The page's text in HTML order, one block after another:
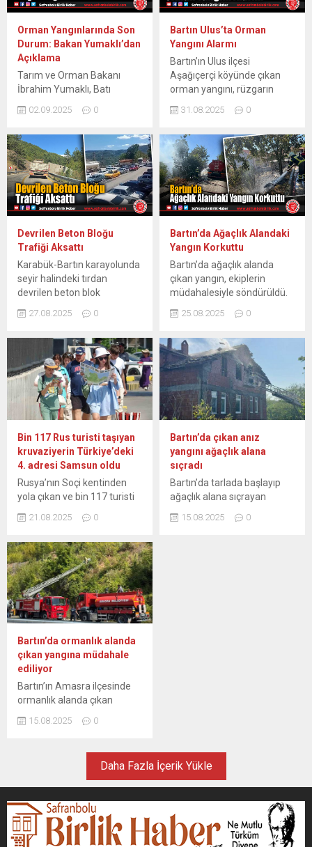
göre, 2024 yılında Türkiye
genelinde müze sayısı %5
artışla 636’ya yükseldi.
Müzelerin 217’si Kültür ve
Turizm...
Bartın Devlet Hastanesine
kaldırılan 3 kişiden ikisinin
sağlık durumunun ciddiyetini
koruduğu öğrenildi. Polisin
geniş...
Orman Yangınlarında Son
Durum: Bakan Yumaklı’dan
Açıklama
Tarım ve Orman Bakanı
İbrahim Yumaklı, Batı
bölgelerdeki orman
bilgileri paylaştı. Bakan
Yumaklı, Karabük’teki Eflani
yangınının yoğun
müdahalelerle kontrol altına
alınmaya çalışıldığını ve
bölgenin yangın
mücadelesinde ön plana
çıktığını ifade etti. Tarım ve
Orman Bakanı İbrahim
Yumaklı, “Karabük Eflani’de
başlayan yangın, bölgedeki
ekiplerin özverili...
02.09.2025 0
Bartın Ulus’ta Orman
Yangını Alarmı
Bartın’ın Ulus ilçesi
Aşağıçerçi köyünde çıkan
orman yangını, rüzgarın
çevredeki vatandaşları ve
Yangın Hızla Büyüyor Küre
Dağları Milli Parkı’na yakın
bölgede başlayan yangın,
rüzgarın etkisiyle kısa
sürede yayıldı. Ormanlık
alanın kritik konumu,
yetkililerde endişe yarattı.
Vatandaşlar Tahliye Ediliyor
Yangın nedeniyle köydeki
vatandaşlar, hayvanlarını
ve...
31.08.2025 0
Devrilen Beton Bloğu
Trafiği Aksattı
Karabük-Bartın karayolunda
seyir halindeki tırdan
devrilen beton blok
nedeniyle uzun araç
kuyrukları oluştu. Karabük-
mevkisinde dün tırdan
devrilen beton bloğun
kaldırılması için çalışma
başlatıldı. Çalışma nedeniyle
yol çift yönlü trafiğe
kapatıldı. Kapanan yol
sonrası bölgede uzun araç
kuyrukları oluştu. Yarım
saatlik çalışmada vinç
kaldırılması ile...
27.08.2025 0
Bartın’da Ağaçlık Alandaki
Yangın Korkuttu
Bartın’da ağaçlık alanda
çıkan yangın, ekiplerin
müdahalesiyle söndürüldü.
Orduyeri Mahallesi’ndeki
ağaçlık alanda yangın çıktı.
yayılırken etrafı yoğun
duman kapladı. İhbar
üzerine bölgeye itfaiye
ekipleri sevk edildi. Evlere
bitişik alandaki yangın,
ekiplerin müdahalesiyle
söndürülürken bölgede
soğutma çalışması
başlatıldı.
25.08.2025 0
Bin 117 Rus turisti taşıyan
kruvaziyerin Türkiye’deki
4. adresi Samsun oldu
Rusya’nın Soçi kentinden
yola çıkan ve bin 117 turisti
İstanbul ve Bartın’ın
dördüncü durağı olan
Samsun’a ulaştı. Kruvaziyer
turizminde hız kesmeyen
Samsun, bugün Rus
turistlere ev sahipliği yaptı.
Astoria Grande isimli
kruvaziyer, Soçi’den Türkiye
karasularına girerek İzmir,
İstanbul ve Bartın
limanlarına uğradıktan
sonra öğle saatlerinde...
21.08.2025 0
Bartın’da çıkan anız
yangını ağaçlık alana
sıçradı
Bartın’da tarlada başlayıp
ağaçlık alana sıçrayan
Merkeze bağlı Ağdacı
15.08.2025 0
Bartın’da ormanlık alanda
çıkan yangına müdahale
ediliyor
Bartın’ın Amasra ilçesinde
ormanlık alanda çıkan
yangın havadan ve karadan
müdahaleyle kontrol altına
mevkisindeki ormanlık
belirlenemeyen nedenle
bölgeye çok sayıda itfaiye
ekibi ile arazöz ve yangın
söndürme helikopteri sevk
15.08.2025 0
Daha Fazla İçerik Yükle